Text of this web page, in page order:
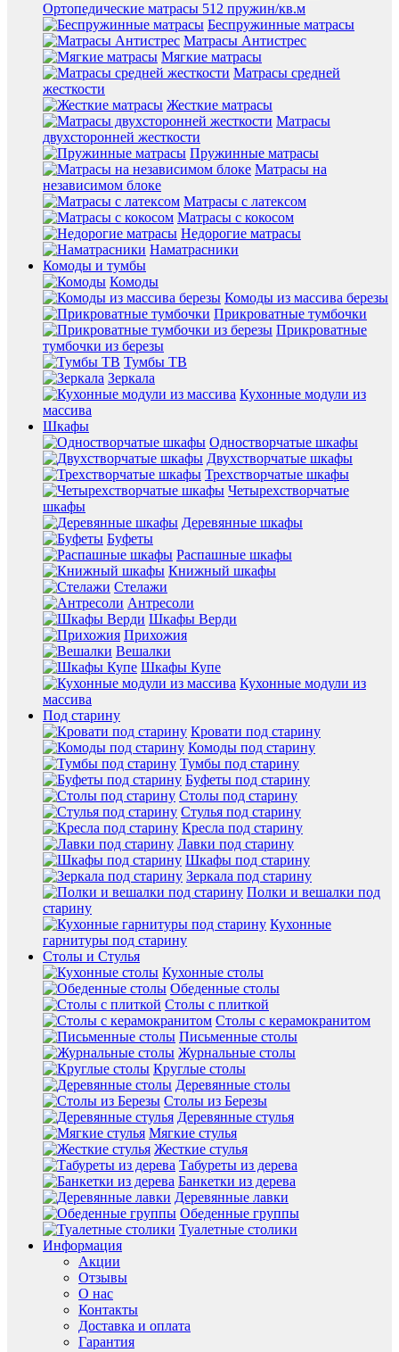
Ортопедические матрасы 512 пружин/кв.м
Беспружинные матрасы
Матрасы Антистрес
Мягкие матрасы
Матрасы средней
жесткости
Жесткие матрасы
Матрасы
двухсторонней жесткости
Пружинные матрасы
Матрасы на
независимом блоке
Матрасы с латексом
Матрасы с кокосом
Недорогие матрасы
Наматрасники
Комоды и тумбы
Комоды
Комоды из массива березы
Прикроватные тумбочки
Прикроватные
тумбочки из березы
Тумбы ТВ
Зеркала
Кухонные модули из
массива
Шкафы
Одностворчатые шкафы
Двухстворчатые шкафы
Трехстворчатые шкафы
Четырехстворчатые
шкафы
Деревянные шкафы
Буфеты
Распашные шкафы
Книжный шкафы
Стелажи
Антресоли
Шкафы Верди
Прихожия
Вешалки
Шкафы Купе
Кухонные модули из
массива
Под старину
Кровати под старину
Комоды под старину
Тумбы под старину
Буфеты под старину
Столы под старину
Стулья под старину
Кресла под старину
Лавки под старину
Шкафы под старину
Зеркала под старину
Полки и вешалки под
старину
Кухонные
гарнитуры под старину
Столы и Стулья
Кухонные столы
Обеденные столы
Столы с плиткой
Столы с керамокранитом
Письменные столы
Журнальные столы
Круглые столы
Деревянные столы
Столы из Березы
Деревянные стулья
Мягкие стулья
Жесткие стулья
Табуреты из дерева
Банкетки из дерева
Деревянные лавки
Обеденные группы
Туалетные столики
Информация
Акции
Отзывы
О нас
Контакты
Доставка и оплата
Гарантия